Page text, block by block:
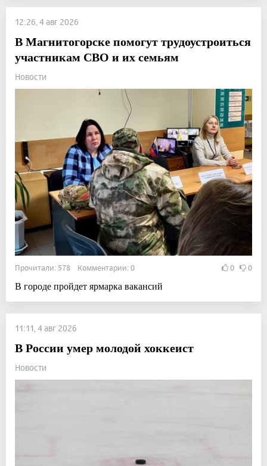
12:26, 4 авг 2026
В Магнитогорске помогут трудоустроиться
участникам СВО и их семьям
Новости
Прочитали: 578 Комментарии: 0 0 0
В городе пройдет ярмарка вакансий
11:11, 4 авг 2026
В России умер молодой хоккеист
Новости